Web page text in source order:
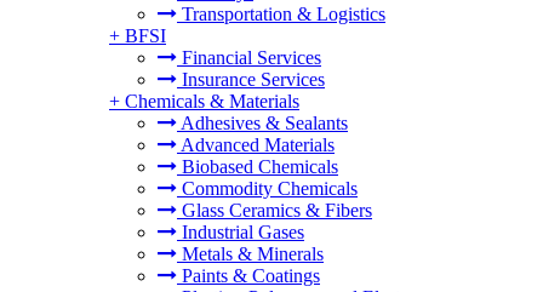
Transportation & Logistics
+ BFSI
Financial Services
Insurance Services
+ Chemicals & Materials
Adhesives & Sealants
Advanced Materials
Biobased Chemicals
Commodity Chemicals
Glass Ceramics & Fibers
Industrial Gases
Metals & Minerals
Paints & Coatings